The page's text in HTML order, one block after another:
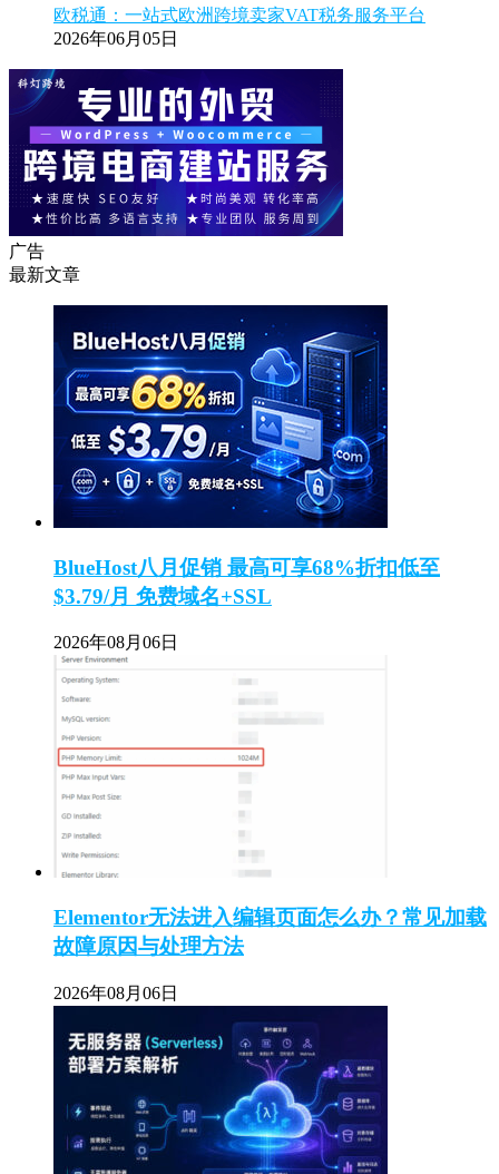
欧税通：一站式欧洲跨境卖家VAT税务服务平台
2026年06月05日
广告
最新文章
BlueHost八月促销 最高可享68%折扣低至
$3.79/月 免费域名+SSL
2026年08月06日
Elementor无法进入编辑页面怎么办？常见加载
故障原因与处理方法
2026年08月06日